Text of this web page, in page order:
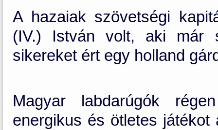
A hazaiak szövetségi
(IV.) István volt, aki már
sikereket ért egy holland
Magyar labdarúgók
energikus és ötletes